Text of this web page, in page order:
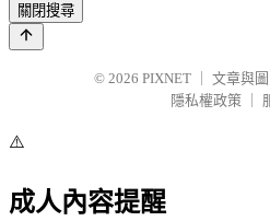
關閉搜尋
© 2026 PIXNET
文章與
隱私權政策
⚠️
成人內容提醒